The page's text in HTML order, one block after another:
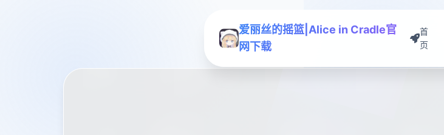
爱丽丝的摇篮|Alice in Cradle官
网下载
首
页